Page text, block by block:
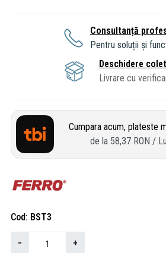
Consultanță
Pentru soluții și
Deschidere
Livrare cu
Cumpara acum, plateste
de la 58,37 RON /
Cod BST3
− +